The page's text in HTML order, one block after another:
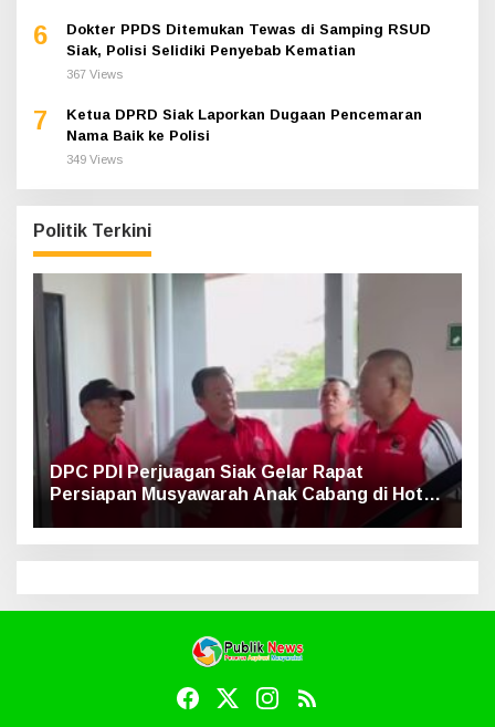
6
Dokter PPDS Ditemukan Tewas di Samping RSUD
Siak, Polisi Selidiki Penyebab Kematian
367 Views
7
Ketua DPRD Siak Laporkan Dugaan Pencemaran
Nama Baik ke Polisi
349 Views
Politik Terkini
DPC PDI Perjuagan Siak Gelar Rapat
Persiapan Musyawarah Anak Cabang di Hotel